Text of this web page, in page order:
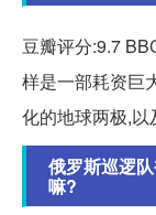
豆瓣评分:9.7
样是一部耗资巨
化的地球两极,
俄罗斯巡逻
嘛?